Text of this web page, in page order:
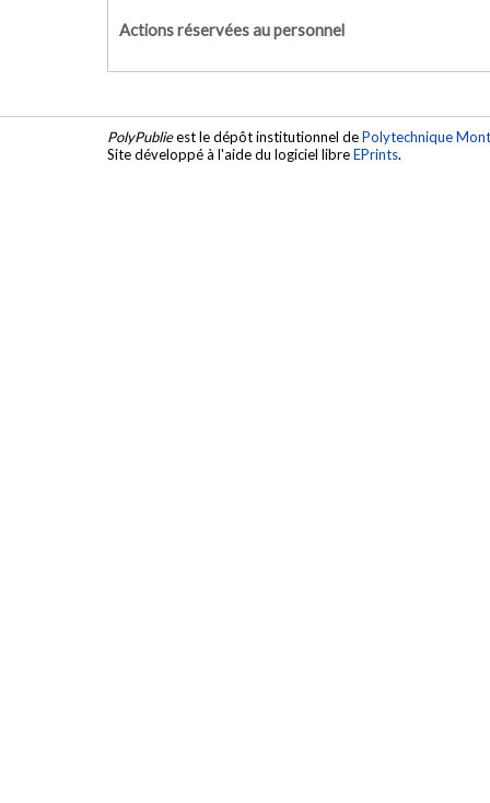
Actions réservées au personnel
PolyPublieest le dépôt institutionnel dePolytechnique
Site développé à l'aide du logiciel libreEPrints.